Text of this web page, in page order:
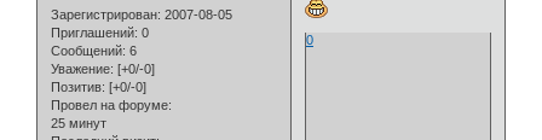
Зарегистрирован: 2007-08-05
Приглашений: 0
Сообщений: 6
Уважение: [+0/-0]
Позитив: [+0/-0]
Провел на форуме:
25 минут
0